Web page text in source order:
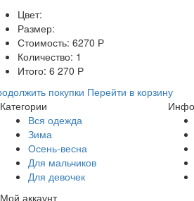
Цвет:
Размер:
Стоимость: 6270 Р
Количество: 1
Итого: 6 270 Р
покупки Перейти в корзину
Категории
Вся одежда
Зима
Осень-весна
Для мальчиков
Для девочек
Мой аккаунт